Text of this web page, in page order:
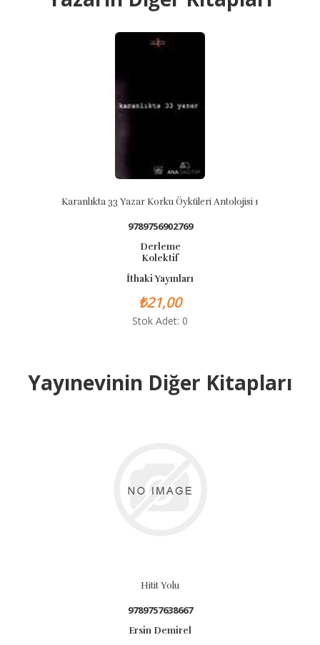
Karanlıkta 33 Yazar Korku Öyküleri Antolojisi 1
9789756902769
Derleme
Kolektif
İthaki Yayınları
₺21,00
Stok Adet: 0
Yayınevinin Diğer Kitapları
Hitit Yolu
9789757638667
Ersin Demirel